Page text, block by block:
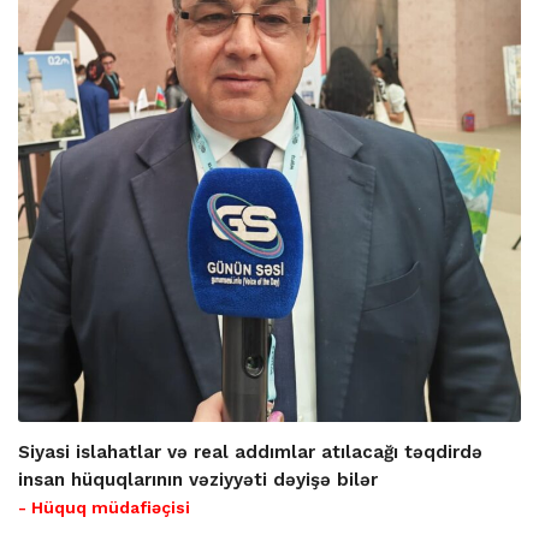
Siyasi islahatlar və real addımlar atılacağı təqdirdə
insan hüquqlarının vəziyyəti dəyişə bilər
- Hüquq müdafiəçisi